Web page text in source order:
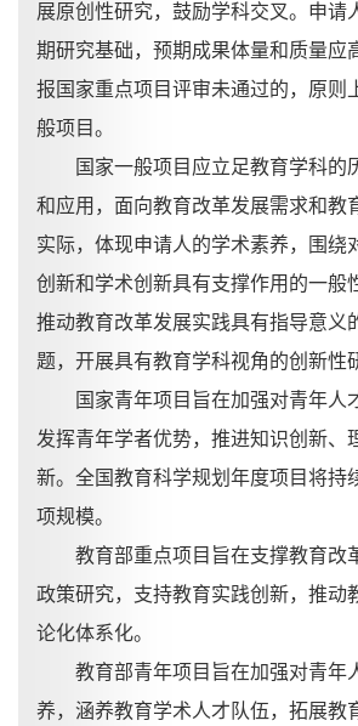
展原创性研究，鼓励学科交叉。申请
期研究基础，预期成果体量和质量应
报国家重点项目评审未通过的，原则
般项目。
国家一般项目应立足教育学科的
和应用，面向教育改革发展需求和教
实际，体现申请人的学术素养，围绕
创新和学术创新具有支撑作用的一般
推动教育改革发展实践具有指导意义
题，开展具有教育学科视角的创新性
国家青年项目旨在加强对青年人
发挥青年学者优势，推进知识创新、
新。全国教育科学规划年度项目将持
项规模。
教育部重点项目旨在支撑教育改
政策研究，支持教育实践创新，推动
论化体系化。
教育部青年项目旨在加强对青年
养，涵养教育学术人才队伍，拓展教